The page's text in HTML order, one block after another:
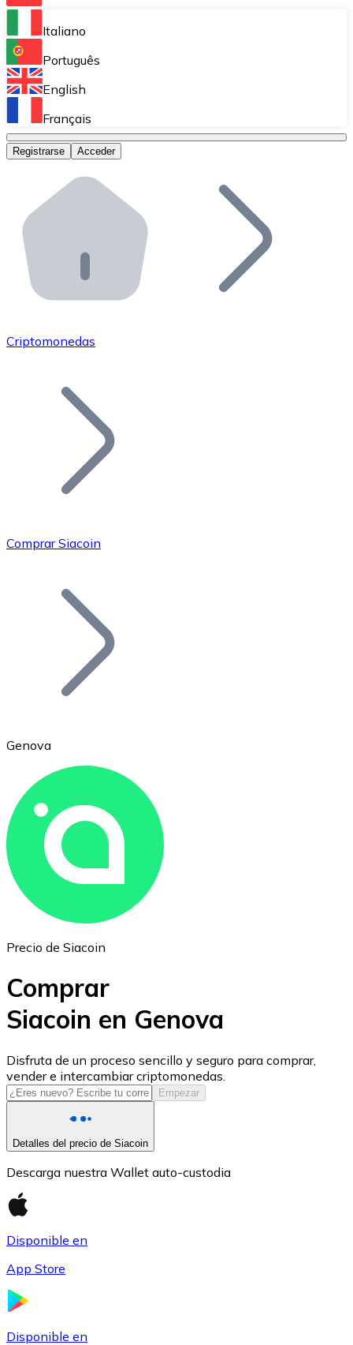
Bitnovo Ramp
Integra nuestra solución en tu plataforma.
Bitnovo Giftcards
Bitnovo OTC
Bitnovo ATM
Integra un ATM Bitnovo en tu negocio y permite que
Bitnovo API
Integra nuestra API en tu ecosistema.
Únete a nuestra red de distribuidores.
Añade tu proyecto a nuestro ecosistema.
Bitcoin
Ethereum
ETH
USD Coin
USDC
Italiano
Português
English
Français
Registrarse Acceder
Criptomonedas
Comprar Siacoin
Genova
Precio de Siacoin
Comprar
Siacoin en Genova
Disfruta de un proceso sencillo y seguro para comprar,
vender e intercambiar criptomonedas.
Empezar
Detalles del precio de Siacoin
Descarga nuestra Wallet auto-custodia
Disponible en
App Store
Disponible en